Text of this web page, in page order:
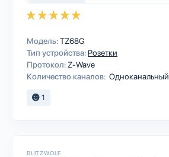
Модель:TZ68G
Тип устройства: Розетки
Протокол: Z-Wave
Количество каналов: Одноканальный
1
BLITZWOLF